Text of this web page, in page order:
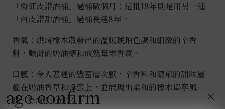
「粉紅皮諾酒桶」過桶數個月；這批18年則是用另一種
「白皮諾甜酒桶」過桶長達8年。
香氣：烘烤橡木散發出的溫暖琥珀色調和細緻的辛香
料，順滑的奶油糖和成熟莓果香氣。
口感：令人著迷的豐富層次感，辛香料和濃郁的甜味層
疊在奶油香草和蜂蜜上，並展現出柔和的橡木單寧風
味。餘韻悠長而持久。
age confirm ×